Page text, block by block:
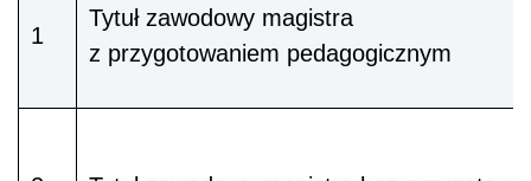
1
Tytuł zawodowy magistra
z przygotowaniem pedagogicznym